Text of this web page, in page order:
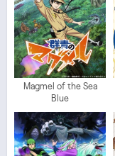
Magmel of the Sea
Blue